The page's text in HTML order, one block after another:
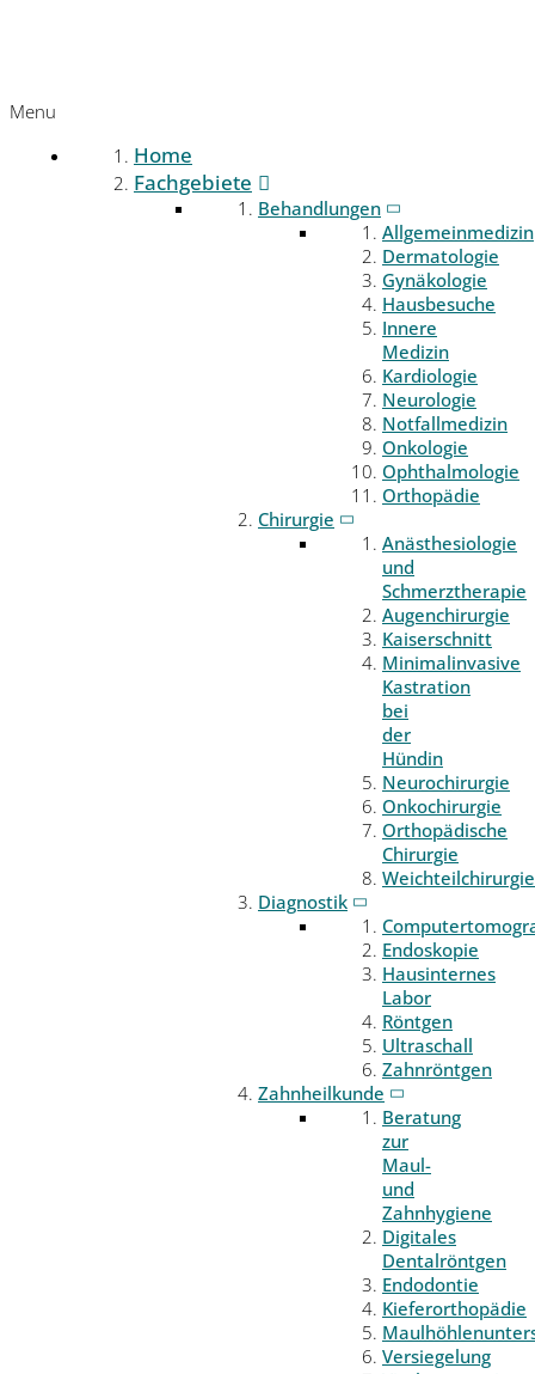
Menu
Home
Fachgebiete
Behandlungen
Allgemeinmedizin
Dermatologie
Gynäkologie
Hausbesuche
Innere
Medizin
Kardiologie
Neurologie
Notfallmedizin
Onkologie
Ophthalmologie
Orthopädie
Chirurgie
Anästhesiologie
und
Schmerztherapie
Augenchirurgie
Kaiserschnitt
Minimalinvasive
Kastration
bei
der
Hündin
Neurochirurgie
Onkochirurgie
Orthopädische
Chirurgie
Weichteilchirurgie
Diagnostik
Endoskopie
Hausinternes
Labor
Röntgen
Ultraschall
Zahnröntgen
Zahnheilkunde
Beratung
zur
Maul-
und
Zahnhygiene
Digitales
Dentalröntgen
Endodontie
Kieferorthopädie
Versiegelung